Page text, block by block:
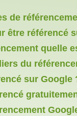
de
être référencé
quelle
du
sur Google